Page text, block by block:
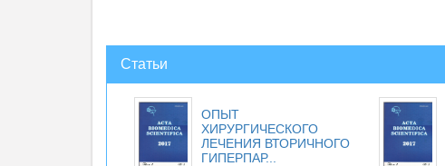
Статьи
ОПЫТ
ХИРУРГИЧЕСКОГО
ЛЕЧЕНИЯ ВТОРИЧНОГО
ГИПЕРПАР...